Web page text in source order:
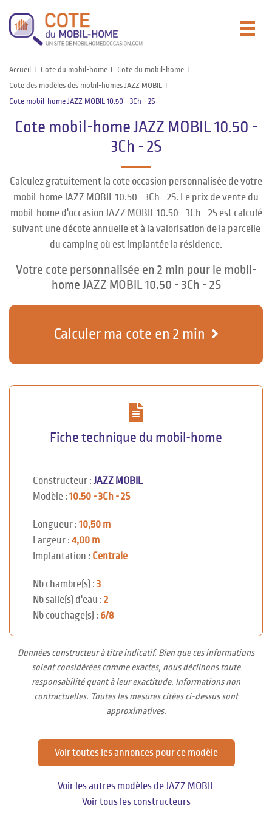
Accueil Cote du mobil-home
Cote du mobil-home
Cote des modèles des mobil-homes JAZZ MOBIL
Cote mobil-home JAZZ MOBIL 10.50 - 3Ch - 2S
Cote mobil-home JAZZ MOBIL 10.50 -
3Ch - 2S
Calculez gratuitement la cote occasion personnalisée de votre
mobil-home JAZZ MOBIL 10.50 - 3Ch - 2S. Le prix de vente du
mobil-home d'occasion JAZZ MOBIL 10.50 - 3Ch - 2S est calculé
suivant une décote annuelle et à la valorisation de la parcelle
du camping où est implantée la résidence.
Votre cote personnalisée en 2 min pour le mobil-
home JAZZ MOBIL 10.50 - 3Ch - 2S
Calculer ma cote en 2 min
Fiche technique du mobil-home
Constructeur : JAZZ MOBIL
Modèle : 10.50 - 3Ch - 2S
Longueur : 10,50 m
Largeur : 4,00 m
Implantation : Centrale
Nb chambre(s) : 3
Nb salle(s) d'eau : 2
Nb couchage(s) : 6/8
Données constructeur à titre indicatif. Bien que ces informations
soient considérées comme exactes, nous déclinons toute
responsabilité quant à leur exactitude. Informations non
contractuelles. Toutes les mesures citées ci-dessus sont
approximatives.
Voir toutes les annonces pour ce modèle
Voir les autres modèles de JAZZ MOBIL
Voir tous les constructeurs